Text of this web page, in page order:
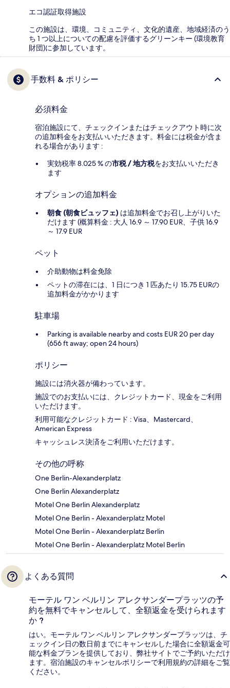
エコ認証取得施設
この施設は、環境、コミュニティ、文化的遺産、地域経済のう
ち 1 つ以上についての配慮を評価するグリーンキー (環境教育
財団)に参加しています。
手数料 & ポリシー
必須料金
宿泊施設にて、チェックインまたはチェックアウト時に次
の追加料金をお支払いいただきます。料金には税金が含ま
れる場合があります :
実効税率 8.025 % の市税 / 地方税をお支払いいただき
ます
オプションの追加料金
朝食 (朝食ビュッフェ) は追加料金でお召し上がりいた
だけます (概算料金 : 大人 16.9 ～ 17.90 EUR、子供 16.9
～ 17.9 EUR
ペット
介助動物は料金免除
ペットの滞在には、1 日につき 1 匹あたり 15.75 EURの
追加料金がかかります
駐車場
Parking is available nearby and costs EUR 20 per day
(656 ft away; open 24 hours)
ポリシー
施設には消火器が備わっています。
施設でのお支払いには、クレジットカード、現金をご利用
いただけます。
利用可能なクレジットカード : Visa、Mastercard、
American Express
キャッシュレス決済をご利用いただけます。
その他の呼称
One Berlin-Alexanderplatz
One Berlin Alexanderplatz
Motel One Berlin Alexanderplatz
Motel One Berlin - Alexanderplatz Motel
Motel One Berlin - Alexanderplatz Berlin
Motel One Berlin - Alexanderplatz Motel Berlin
よくある質問
モーテル ワン ベルリン アレクサンダープラッツの予
約を無料でキャンセルして、全額返金を受けられます
か ?
はい。モーテル ワン ベルリン アレクサンダープラッツは、チ
ェックイン日の数日前までにキャンセルした場合に全額返金可
能な料金プランを提供しており、弊社サイトでご予約いただけ
ます。宿泊施設のキャンセルポリシーで利用規約の詳細をご覧
ください。